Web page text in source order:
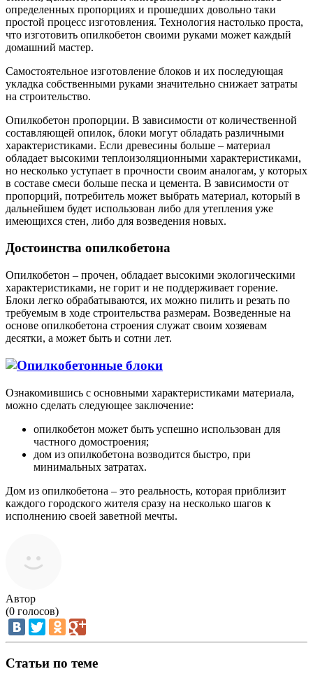
определенных пропорциях и прошедших довольно таки
простой процесс изготовления. Технология настолько проста,
что изготовить опилкобетон своими руками может каждый
домашний мастер.
Самостоятельное изготовление блоков и их последующая
укладка собственными руками значительно снижает затраты
на строительство.
Опилкобетон пропорции. В зависимости от количественной
составляющей опилок, блоки могут обладать различными
характеристиками. Если древесины больше – материал
обладает высокими теплоизоляционными характеристиками,
но несколько уступает в прочности своим аналогам, у которых
в составе смеси больше песка и цемента. В зависимости от
пропорций, потребитель может выбрать материал, который в
дальнейшем будет использован либо для утепления уже
имеющихся стен, либо для возведения новых.
Достоинства опилкобетона
Опилкобетон – прочен, обладает высокими экологическими
характеристиками, не горит и не поддерживает горение.
Блоки легко обрабатываются, их можно пилить и резать по
требуемым в ходе строительства размерам. Возведенные на
основе опилкобетона строения служат своим хозяевам
десятки, а может быть и сотни лет.
Ознакомившись с основными характеристиками материала,
можно сделать следующее заключение:
опилкобетон может быть успешно использован для
частного домостроения;
дом из опилкобетона возводится быстро, при
минимальных затратах.
Дом из опилкобетона – это реальность, которая приблизит
каждого городского жителя сразу на несколько шагов к
исполнению своей заветной мечты.
Автор
(0 голосов)
Статьи по теме